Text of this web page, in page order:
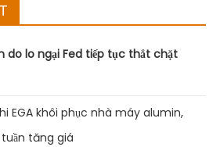
do lo ngại Fed tiếp tục thắt chặt
EGA khôi phục nhà máy alumin,
tăng giá